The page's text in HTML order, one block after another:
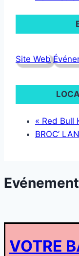
Site Web
« Red Bull
BROC’
VOTRE